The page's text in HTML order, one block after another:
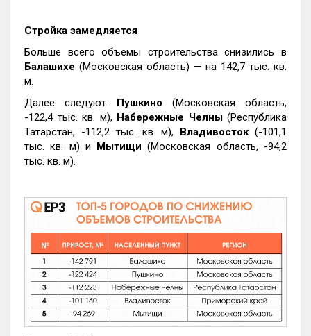
Стройка замедляется
Больше всего объемы строительства снизились в
Балашихе (Московская область) — на 142,7 тыс. кв.
м.
Далее следуют Пушкино (Московская область,
-122,4 тыс. кв. м), Набережные Челны(Республика
Татарстан, -112,2 тыс. кв. м), Владивосток(-101,1
тыс. кв. м) и Мытищи (Московская область, -94,2
тыс. кв. м).